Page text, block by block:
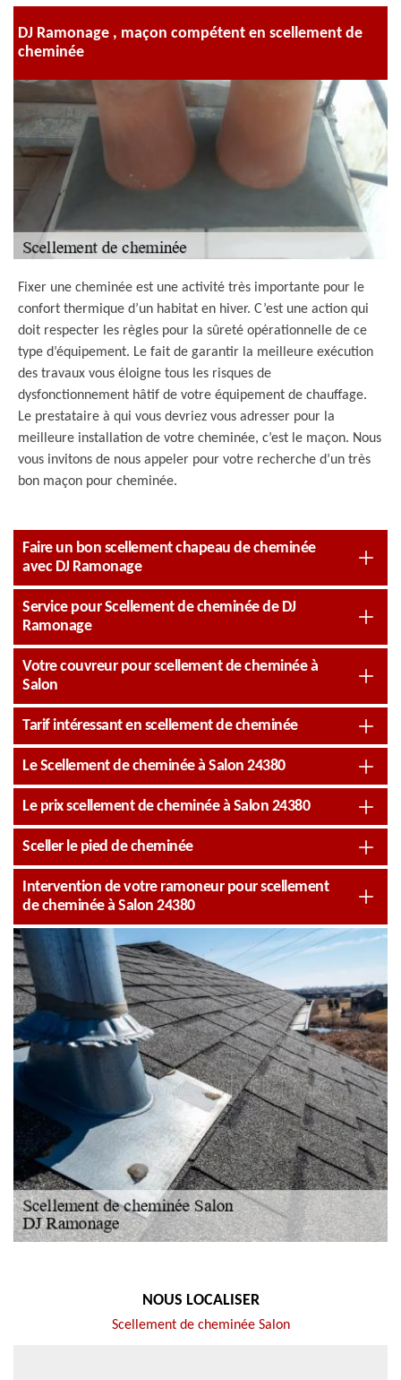
DJ Ramonage , maçon compétent en scellement de
cheminée
Fixer une cheminée est une activité très importante pour le
confort thermique d’un habitat en hiver. C’est une action qui
doit respecter les règles pour la sûreté opérationnelle de ce
type d’équipement. Le fait de garantir la meilleure exécution
des travaux vous éloigne tous les risques de
dysfonctionnement hâtif de votre équipement de chauffage.
Le prestataire à qui vous devriez vous adresser pour la
meilleure installation de votre cheminée, c’est le maçon. Nous
vous invitons de nous appeler pour votre recherche d’un très
bon maçon pour cheminée.
Faire un bon scellement chapeau de cheminée
avec DJ Ramonage
Service pour Scellement de cheminée de DJ
Ramonage
Votre couvreur pour scellement de cheminée à
Salon
Tarif intéressant en scellement de cheminée
Le Scellement de cheminée à Salon 24380
Le prix scellement de cheminée à Salon 24380
Sceller le pied de cheminée
Intervention de votre ramoneur pour scellement
de cheminée à Salon 24380
NOUS LOCALISER
Scellement de cheminée Salon